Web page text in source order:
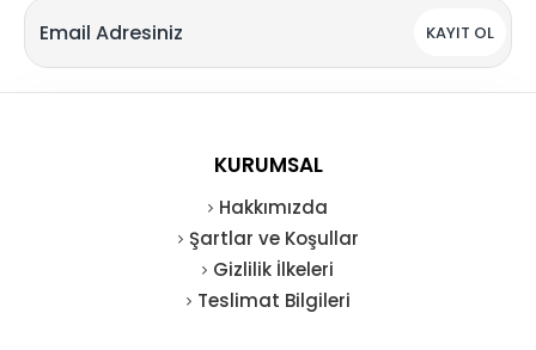
KAYIT OL
KURUMSAL
Hakkımızda
Şartlar ve Koşullar
Gizlilik İlkeleri
Teslimat Bilgileri